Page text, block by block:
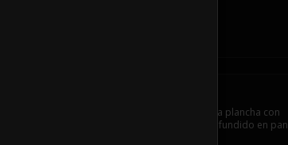
Pollo marinado a la plancha con
queso mantecoso fundido en pan